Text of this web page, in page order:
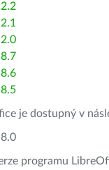
je dostupný v
programu